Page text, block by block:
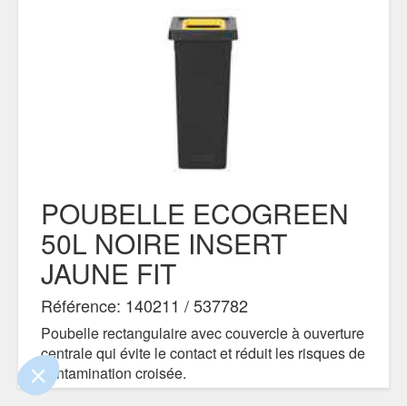
contenu de ce site vous intéresse
aimerait bien vous accompagner
certifiés par
Je choisis OK pour moi
POUBELLE ECOGREEN
50L NOIRE INSERT
JAUNE FIT
Référence: 140211 / 537782
Poubelle rectangulaire avec couvercle à ouverture
centrale qui évite le contact et réduit les risques de
contamination croisée.